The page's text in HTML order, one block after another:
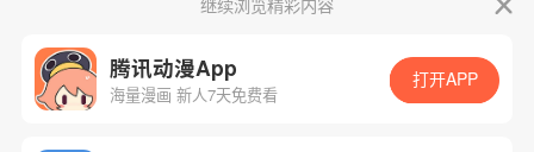
比漫熊app免费下载继续浏览精彩内容
腾讯动漫App
海量漫画 新人7天免费看
打开APP